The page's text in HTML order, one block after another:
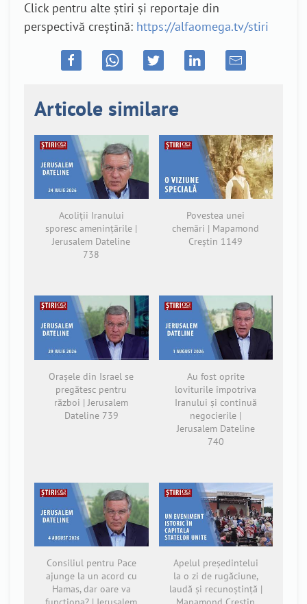
Click pentru alte știri și reportaje din
perspectivă creștină: https://alfaomega.tv/stiri
Articole similare
Acoliții Iranului
sporesc amenințările |
Jerusalem Dateline
738
Povestea unei
chemări | Mapamond
Creștin 1149
Orașele din Israel se
pregătesc pentru
război | Jerusalem
Dateline 739
Au fost oprite
loviturile împotriva
Iranului și continuă
negocierile |
Jerusalem Dateline
740
Consiliul pentru Pace
ajunge la un acord cu
Hamas, dar oare va
Apelul președintelui
la o zi de rugăciune,
laudă și recunoștință |